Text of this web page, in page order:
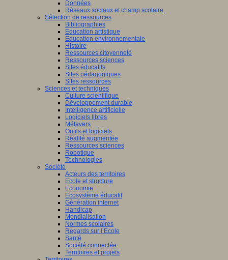
Données
Réseaux sociaux et champ scolaire
Sélection de ressources
Bibliographies
Education artistique
Education environnementale
Histoire
Ressources citoyenneté
Ressources sciences
Sites éducatifs
Sites pédagogiques
Sites ressources
Sciences et techniques
Culture scientifique
Développement durable
Intelligence artificielle
Logiciels libres
Métavers
Outils et logiciels
Réalité augmentée
Ressources sciences
Robotique
Technologies
Société
Acteurs des territoires
Ecole et structure
Economie
Ecosystème éducatif
Génération internet
Handicap
Mondialisation
Normes scolaires
Regards sur l’Ecole
Santé
Société connectée
Territoires et projets